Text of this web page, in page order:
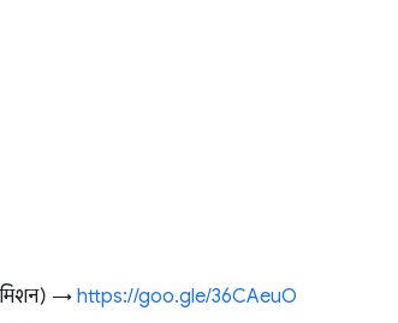
→https://goo.gle/36CAeuO